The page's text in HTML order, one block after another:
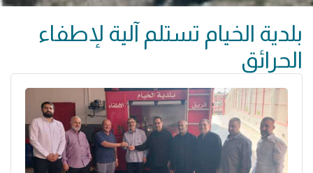
بلدية الخيام تستلم آلية لإطفاء
الحرائق